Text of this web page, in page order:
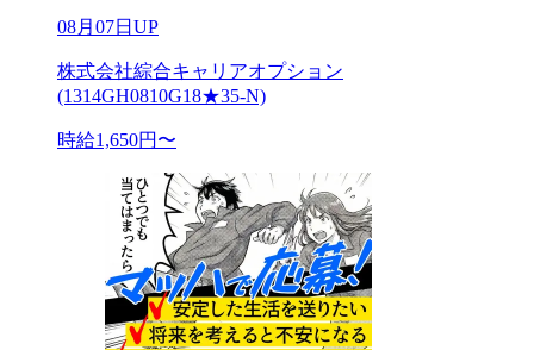
08月07日UP
株式会社綜合キャリアオプション
(1314GH0810G18★35-N)
時給1,650円〜